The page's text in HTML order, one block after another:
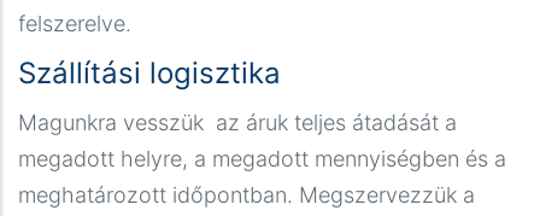
отримуючи при цьому необхідну суму для
вирішення тимчасових труднощів на прозорих
felszerelve.
Szállítási logisztika
Magunkra vesszük az áruk teljes átadását a
megadott helyre, a megadott mennyiségben és a
meghatározott időpontban. Megszervezzük a